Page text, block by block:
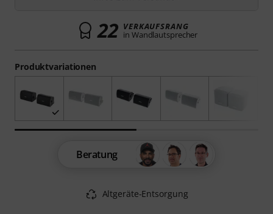
Produktvariationen
22 VERKAUFSRANG
in Wandlautsprecher
Beratung
Altgeräte-Entsorgung